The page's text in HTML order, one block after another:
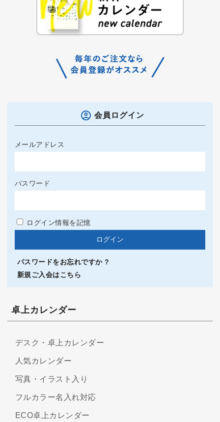
会員ログイン
メールアドレス
パスワード
ログイン情報を記憶
パスワードをお忘れですか ?
新規ご入会はこちら
卓上カレンダー
デスク・卓上カレンダー
人気カレンダー
写真・イラスト入り
フルカラー名入れ対応
ECO卓上カレンダー